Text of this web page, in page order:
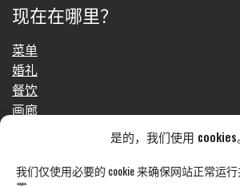
是的，我们使用 cookies。
我们仅使用必要的 cookie 来确保网站正常运
现在在哪里？
菜单
婚礼
餐饮
画廊